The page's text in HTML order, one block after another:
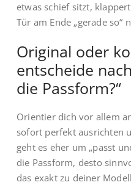
etwas schief sitzt,
Tür am Ende „gerade so“
Original oder
entscheide
die Passform?“
Orientier dich vor allem
sofort perfekt ausrichten
geht es eher um „passt
die Passform, desto
das exakt zu deiner